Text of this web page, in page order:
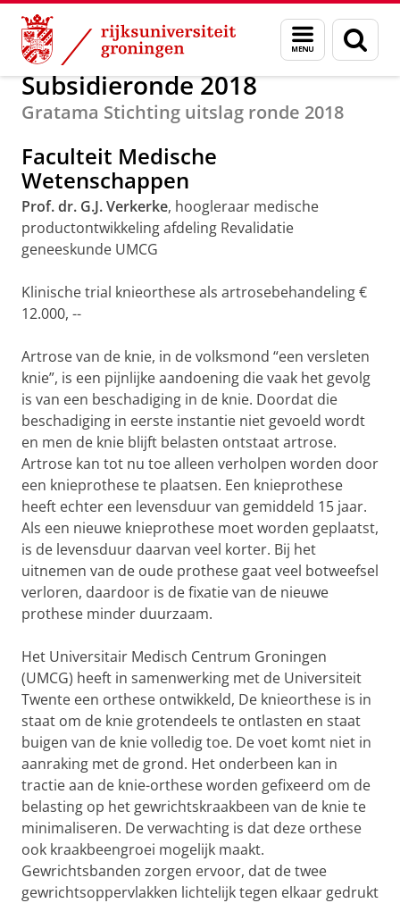
Skip
Content
Skip
Navigation
Menu
en
zoeken
Alumni Subsidierondes
Subsidieronde 2018
Gratama Stichting uitslag ronde 2018
Faculteit Medische
Wetenschappen
Prof. dr. G.J. Verkerke, hoogleraar medische
productontwikkeling afdeling Revalidatie
geneeskunde UMCG
Klinische trial knieorthese als artrosebehandeling €
12.000, --
Artrose van de knie, in de volksmond “een versleten
knie”, is een pijnlijke aandoening die vaak het gevolg
is van een beschadiging in de knie. Doordat die
beschadiging in eerste instantie niet gevoeld wordt
en men de knie blijft belasten ontstaat artrose.
Artrose kan tot nu toe alleen verholpen worden door
een knieprothese te plaatsen. Een knieprothese
heeft echter een levensduur van gemiddeld 15 jaar.
Als een nieuwe knieprothese moet worden geplaatst,
is de levensduur daarvan veel korter. Bij het
uitnemen van de oude prothese gaat veel botweefsel
verloren, daardoor is de fixatie van de nieuwe
prothese minder duurzaam.
Het Universitair Medisch Centrum Groningen
(UMCG) heeft in samenwerking met de Universiteit
Twente een orthese ontwikkeld, De knieorthese is in
staat om de knie grotendeels te ontlasten en staat
buigen van de knie volledig toe. De voet komt niet in
aanraking met de grond. Het onderbeen kan in
tractie aan de knie-orthese worden gefixeerd om de
belasting op het gewrichtskraakbeen van de knie te
minimaliseren. De verwachting is dat deze orthese
ook kraakbeengroei mogelijk maakt.
Gewrichtsbanden zorgen ervoor, dat de twee
gewrichtsoppervlakken lichtelijk tegen elkaar gedrukt